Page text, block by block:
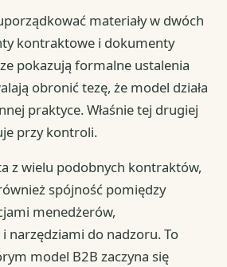
materiały w dwóch
kontraktowe i dokumenty
pokazują formalne ustalenia
obronić tezę, że model działa
praktyce. Właśnie tej drugiej
przy kontroli.
z wielu podobnych kontraktów,
spójność pomiędzy
menedżerów,
narzędziami do nadzoru. To
model B2B zaczyna się